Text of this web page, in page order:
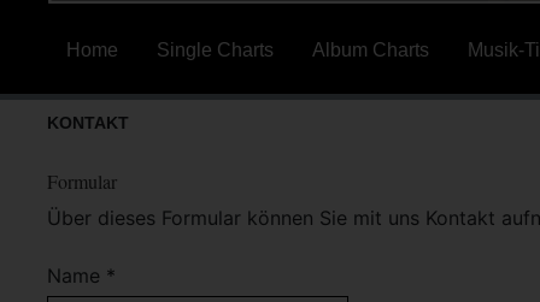
Home Single Charts Album Charts Musik-
KONTAKT
Formular
Über dieses Formular können Sie mit uns Kontakt
Name *